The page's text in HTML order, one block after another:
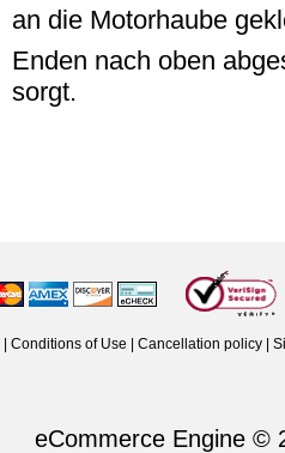
an die Motorhaube
Enden nach oben
sorgt.
Conditions of Use Cancellation policy
eCommerce Engine ©